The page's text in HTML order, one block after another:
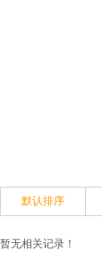
默认排序
暂无相关记录！